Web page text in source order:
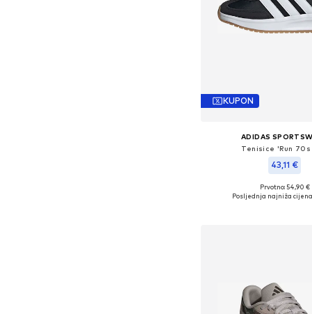
KUPON
ADIDAS
Tenisice 'Run
43,11 €
Dostupne veličine: 35,5, 36,
Prvotno: 54,90 €
Posljednja najniža